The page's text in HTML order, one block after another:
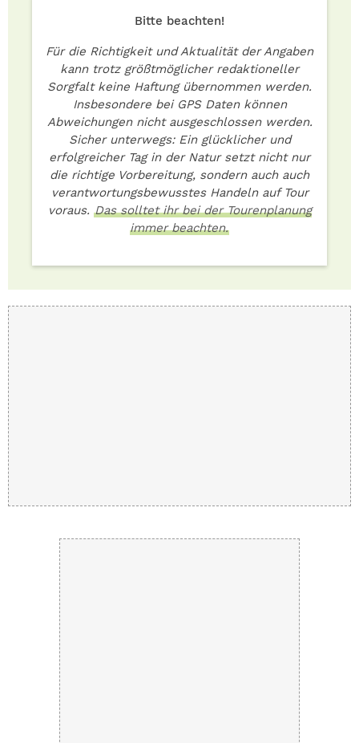
Bitte beachten!
Für die Richtigkeit und Aktualität der Angaben
kann trotz größtmöglicher redaktioneller
Sorgfalt keine Haftung übernommen werden.
Insbesondere bei GPS Daten können
Abweichungen nicht ausgeschlossen werden.
Sicher unterwegs: Ein glücklicher und
erfolgreicher Tag in der Natur setzt nicht nur
die richtige Vorbereitung, sondern auch auch
verantwortungsbewusstes Handeln auf Tour
voraus. Das solltet ihr bei der Tourenplanung
immer beachten.